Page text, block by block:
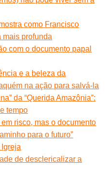
como Francisco
mais profunda
com o documento papal
e a beleza da
na ação para salvá-la
da “Querida Amazônia”:
tempo
risco, mas o documento
para o futuro”
Igreja
de desclericalizar a